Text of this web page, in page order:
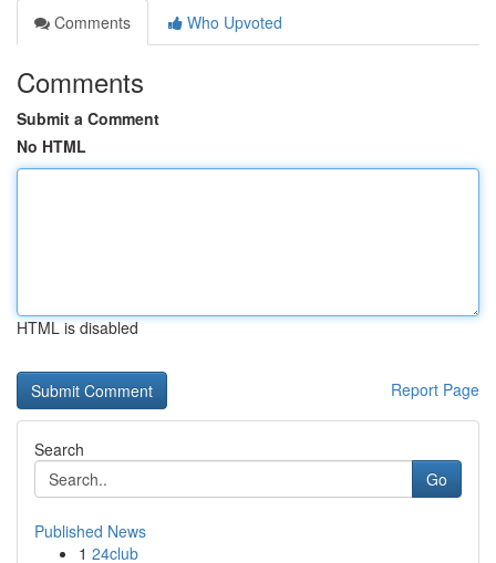
Comments
Who Upvoted
Comments
Submit a Comment
No HTML
HTML is disabled
Report Page
Search
Go
Published News
1 24club